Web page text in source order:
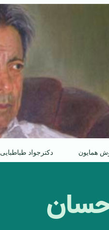
همایون دکترجواد طباطبایی